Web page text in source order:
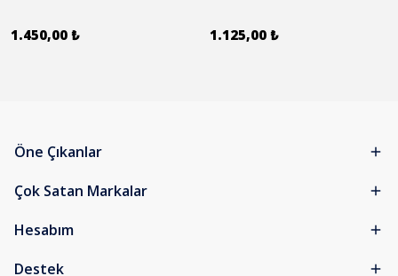
1.450,00 ₺ 1.125,00 ₺
Öne Çıkanlar
Çok Satan Markalar
Hesabım
Destek